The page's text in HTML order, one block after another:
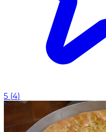
5 (4)